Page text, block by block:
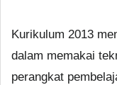
Kurikulum 2013
dalam memakai
perangkat